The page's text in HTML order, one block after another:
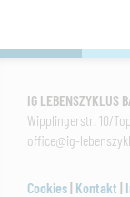
IG LEBENSZYKLUS
Wipplingerstr. 10/
office@ig-
Cookies| Kontakt |